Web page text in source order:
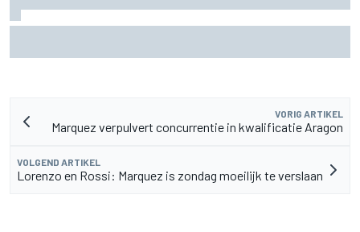
VORIG ARTIKEL
Marquez verpulvert concurrentie in kwalificatie Aragon
VOLGEND ARTIKEL
Lorenzo en Rossi: Marquez is zondag moeilijk te verslaan